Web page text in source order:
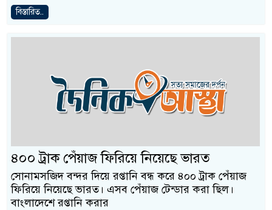
বিস্তারিত..
৪০০ ট্রাক পেঁয়াজ ফিরিয়ে নিয়েছে ভারত
সোনামসজিদ বন্দর দিয়ে রপ্তানি বন্ধ করে ৪০০ ট্রাক পেঁয়াজ
ফিরিয়ে নিয়েছে ভারত। এসব পেঁয়াজ টেন্ডার করা ছিল।
বাংলাদেশে রপ্তানি করার